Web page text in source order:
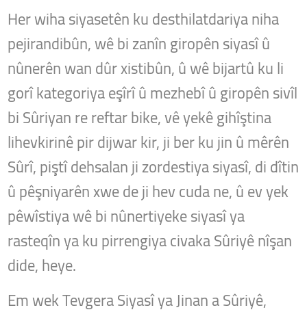
Her wiha siyasetên ku desthilatdariya niha
pejirandibûn, wê bi zanîn giropên siyasî û
nûnerên wan dûr xistibûn, û wê bijartû ku li
gorî kategoriya eşîrî û mezhebî û giropên sivîl
bi Sûriyan re reftar bike, vê yekê gihîştina
lihevkirinê pir dijwar kir, ji ber ku jin û mêrên
Sûrî, piştî dehsalan ji zordestiya siyasî, di dîtin
û pêşniyarên xwe de ji hev cuda ne, û ev yek
pêwîstiya wê bi nûnertiyeke siyasî ya
rasteqîn ya ku pirrengiya civaka Sûriyê nîşan
dide, heye.
Em wek Tevgera Siyasî ya Jinan a Sûriyê,